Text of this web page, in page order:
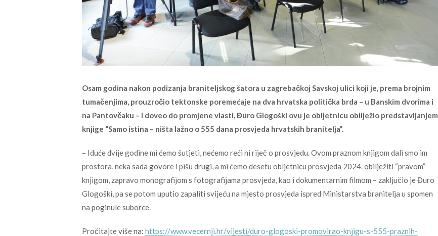
Osam godina nakon podizanja braniteljskog šatora u zagrebačkoj Savskoj ulici koji je, prema brojnim
tumačenjima, prouzročio tektonske poremećaje na dva hrvatska politička brda – u Banskim dvorima i
na Pantovčaku – i doveo do promjene vlasti, Đuro Glogoški ovu je obljetnicu obilježio predstavljanjem
knjige “Samo istina – ništa lažno o 555 dana prosvjeda hrvatskih branitelja”.
– Iduće dvije godine mi ćemo šutjeti, nećemo reći ni riječ o prosvjedu. Ovom praznom knjigom dali smo im
prostora, neka sada govore i pišu drugi, a mi ćemo desetu obljetnicu prosvjeda 2024. obilježiti “pravom”
knjigom, zapravo monografijom s fotografijama prosvjeda, kao i dokumentarnim filmom – zaključio je Đuro
Glogoški, pa se potom uputio zapaliti svijeću na mjesto prosvjeda ispred Ministarstva branitelja u spomen
na poginule suborce.
Pročitajte više na: https://www.vecernji.hr/vijesti/duro-glogoski-promovirao-knjigu-s-555-praznih-